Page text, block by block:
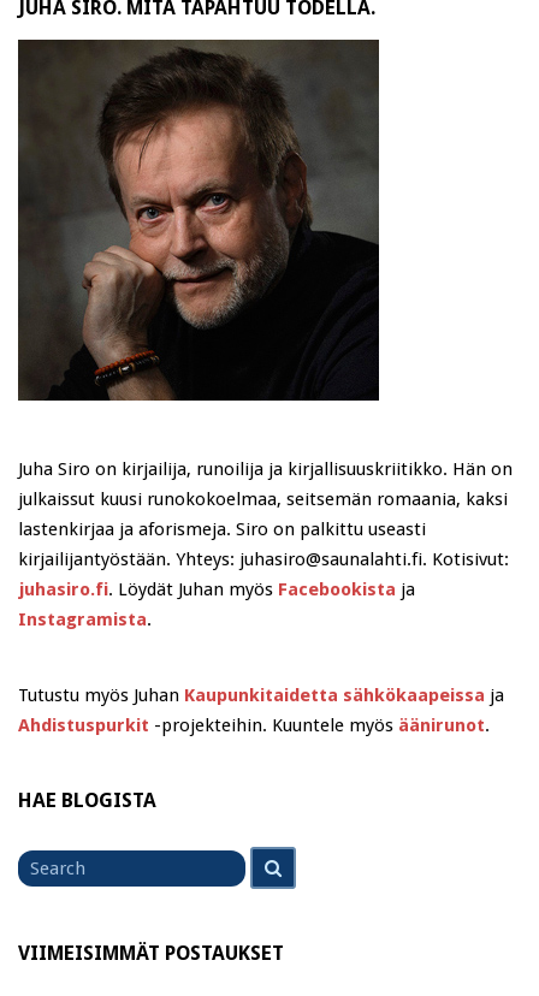
JUHA SIRO. MITÄ TAPAHTUU TODELLA.
Juha Siro on kirjailija, runoilija ja kirjallisuuskriitikko. Hän on
julkaissut kuusi runokokoelmaa, seitsemän romaania, kaksi
lastenkirjaa ja aforismeja. Siro on palkittu useasti
kirjailijantyöstään. Yhteys: juhasiro@saunalahti.fi. Kotisivut:
juhasiro.fi. Löydät Juhan myös Facebookista ja
Instagramista.
Tutustu myös Juhan Kaupunkitaidetta sähkökaapeissa ja
Ahdistuspurkit -projekteihin. Kuuntele myös äänirunot.
HAE BLOGISTA
Search
for
VIIMEISIMMÄT POSTAUKSET